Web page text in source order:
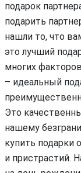
подарок
подарить
нашли то, что
это лучший
многих
– идеальный
Это
нашему
купить подарки
и пристрастий.